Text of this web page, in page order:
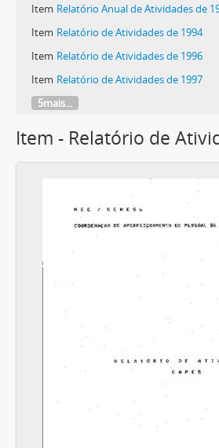
Item Relatório Anual de Atividades de
Item Relatório de Atividades de 1994
Item Relatório de Atividades de 1996
Item Relatório de Atividades de 1997
5mais...
Item - Relatório de